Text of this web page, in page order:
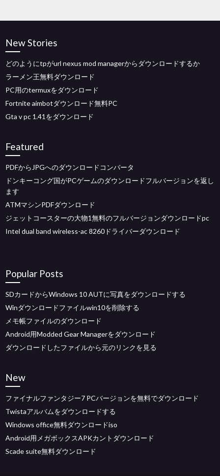
New Stories
どのようにtpがurl nexus mod managerからダウンロードするか
ラーメン王無料ダウンロード
PC用のtermuxをダウンロード
Fortnite aimbotダウンロード無料PC
Gta v pc 1.41をダウンロード
Featured
PDFからJPGへのダウンロードコンバータ
ドンキーコング国がPCゲームのダウンロードフルバージョンを返し
ます
ATMマシンPDFダウンロード
ジェットコースターの大物1無料のフルバージョンダウンロードpc
Intel dual band wireless-ac 8260ドライバーダウンロード
Popular Posts
SDカードからWindows 10 AUTに写真をダウンロードする
Winダウンロードファイルwin10を削除する
メモ帳ファイルのダウンロード
Android用Modded Gear Managerをダウンロード
ダウンロードしたファイルから元のリンクを見る
New
ファイナルファンタジー7 PCバージョンを無料でダウンロード
Twistaアルバムをダウンロードする
Windows office無料ダウンロードiso
Android用メガボックスAPKカントダウンロード
Scade suite無料ダウンロード